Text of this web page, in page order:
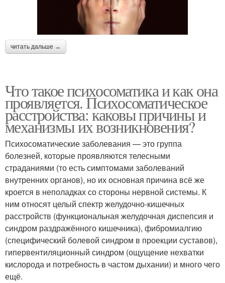
читать дальше →
Что такое психосоматика и как она
проявляется. Психосоматическое
расстройства: каковы причины и
механизмы их возникновения?
Психосоматические заболевания — это группа
болезней, которые проявляются телесными
страданиями (то есть симптомами заболеваний
внутренних органов), но их основная причина всё же
кроется в неполадках со стороны нервной системы. К
ним относят целый спектр желудочно-кишечных
расстройств (функциональная желудочная диспепсия и
синдром раздражённого кишечника), фибромиалгию
(специфический болевой синдром в проекции суставов),
гипервентиляционный синдром (ощущение нехватки
кислорода и потребность в частом дыхании) и много чего
ещё.